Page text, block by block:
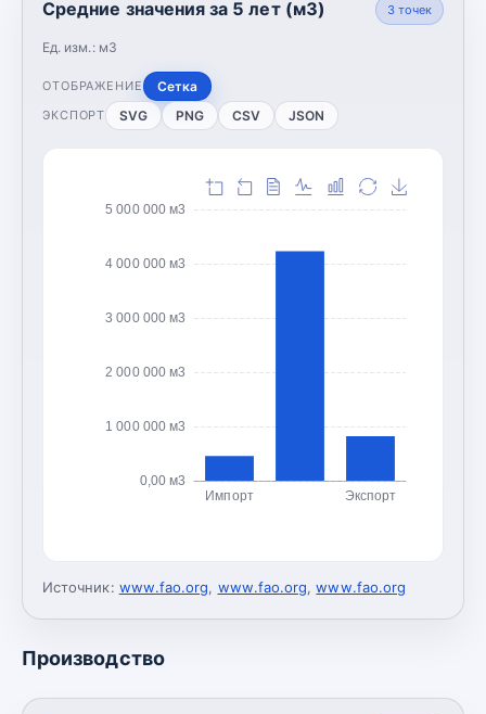
Средние значения за 5 лет (м3)
Ед. изм.: м3
3точек
ОТОБРАЖЕНИЕ Сетка
ЭКСПОРТ SVG PNG CSV JSON
0,00 м3
1 000 000 м3
2 000 000 м3
3 000 000 м3
4 000 000 м3
5 000 000 м3
Импорт Экспорт
Источник: www.fao.org, www.fao.org,www.fao.org
Производство